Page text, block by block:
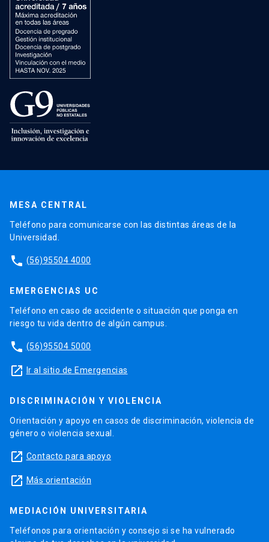
MESA CENTRAL
Teléfono para comunicarse con las distintas áreas de la
Universidad.
phone (56)95504 4000
EMERGENCIAS UC
Teléfono en caso de accidente o situación que ponga en
riesgo tu vida dentro de algún campus.
phone (56)95504 5000
launch Ir al sitio de Emergencias
DISCRIMINACIÓN Y VIOLENCIA
Orientación y apoyo en casos de discriminación, violencia de
género o violencia sexual.
launch Contacto para apoyo
launch Más orientación
MEDIACIÓN UNIVERSITARIA
Teléfonos para orientación y consejo si se ha vulnerado